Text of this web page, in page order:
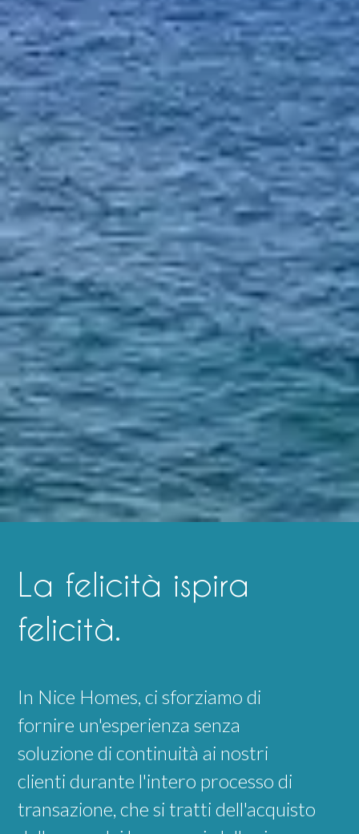
La felicità ispira
felicità.
In Nice Homes, ci sforziamo di
fornire un'esperienza senza
soluzione di continuità ai nostri
clienti durante l'intero processo di
transazione, che si tratti dell'acquisto